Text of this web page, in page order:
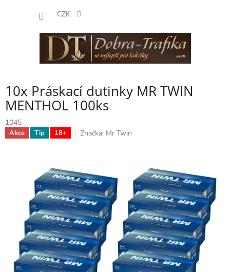
CZK
10x Práskací dutinky MR TWIN
MENTHOL 100ks
1045
Akce Tip 18+ Značka: Mr Twin